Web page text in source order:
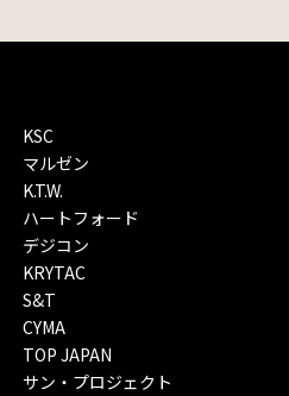
KSC
マルゼン
K.T.W.
ハートフォード
デジコン
KRYTAC
S&T
CYMA
TOP JAPAN
サン・プロジェクト